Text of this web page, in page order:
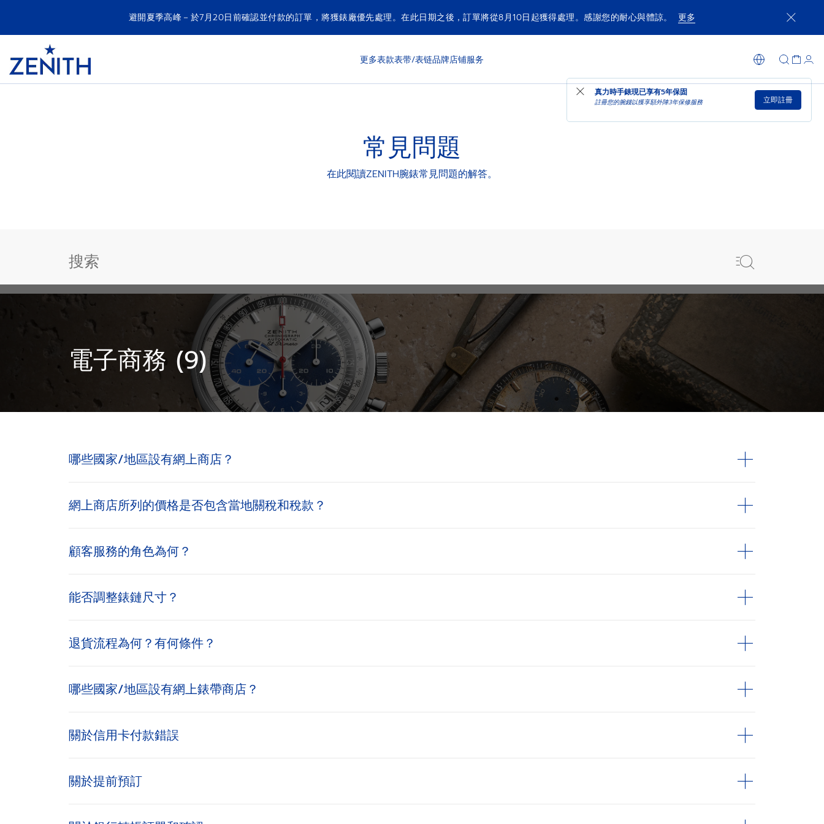
避開夏季高峰－於7月20日前確認並付款的訂單，將獲錶廠優先處理。在此日期之後，訂單將從8月10日起獲得處理。感謝您的耐心與體諒。 更多
1 更多表款表带/表链品牌店铺服务
真力時手錶現已享有5年保固
註冊您的腕錢以獲享額外陣3年保修服務 立即註冊
常見問題
在此閱讀ZENITH腕錶常見問題的解答。
電子商務 (9)
哪些國家/地區設有網上商店？
網上商店所列的價格是否包含當地關稅和稅款？
顧客服務的角色為何？
能否調整錶鏈尺寸？
退貨流程為何？有何條件？
哪些國家/地區設有網上錶帶商店？
關於信用卡付款錯誤
關於提前預訂